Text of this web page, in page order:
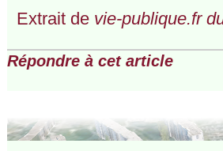
Extrait de vie-publique.fr
Répondre à cet article